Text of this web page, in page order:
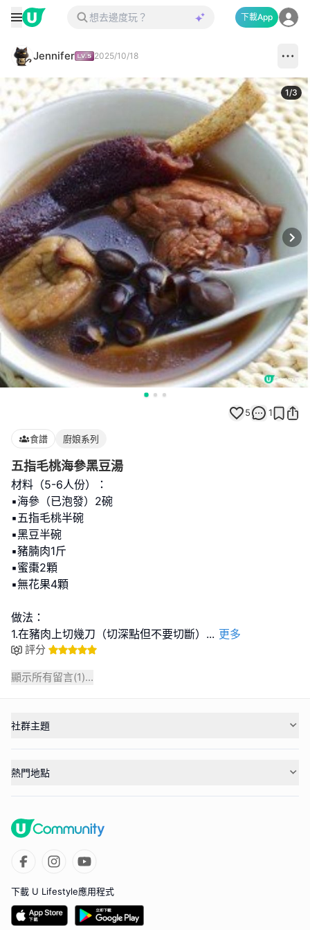
下載App
Jennifer 2025/10/18
1/3
5 1
食譜 廚娘系列
五指毛桃海參黑豆湯
材料（5-6人份）：
▪海參（已泡發）2碗
▪五指毛桃半碗
▪黑豆半碗
▪豬腩肉1斤
▪蜜棗2顆
▪無花果4顆
做法：
1.在豬肉上切幾刀（切深點但不要切斷） ... 更多
評分
顯示所有留言(1)...
社群主題
熱門地點
下載 U Lifestyle應用程式